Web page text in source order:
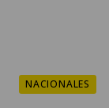
NACIONALES